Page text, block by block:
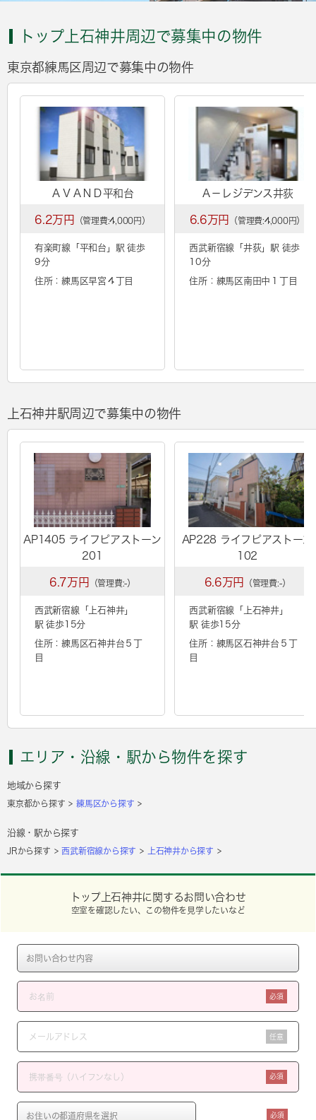
トップ上石神井周辺で募集中の物件
東京都練馬区周辺で募集中の物件
ＡＶＡＮＤ平和台
6.2万円 （管理費:4,000円）
有楽町線「 平和台 」駅 徒歩
9分
住所：練馬区早宮４丁目
Ａ－レジデンス井荻
6.6万円 （管理費:4,000円）
西武新宿線「 井荻」駅 徒歩
10分
住所：練馬区南田中１丁目
上石神井駅周辺で募集中の物件
AP1405 ライフピアストーン
201
6.7万円 （管理費:-）
西武新宿線「 上石神井」
駅 徒歩15分
住所：練馬区石神井台５丁
目
AP228 ライフピアストーン
102
6.6万円 （管理費:-）
西武新宿線「 上石神井」
駅 徒歩15分
住所：練馬区石神井台５丁
目
エリア・沿線・駅から物件を探す
地域から探す
東京都から探す 練馬区から探す
沿線・駅から探す
JRから探す 西武新宿線から探す 上石神井から探す
トップ上石神井に関するお問い合わせ
空室を確認したい、この物件を見学したいなど
必須
任意
必須
必須